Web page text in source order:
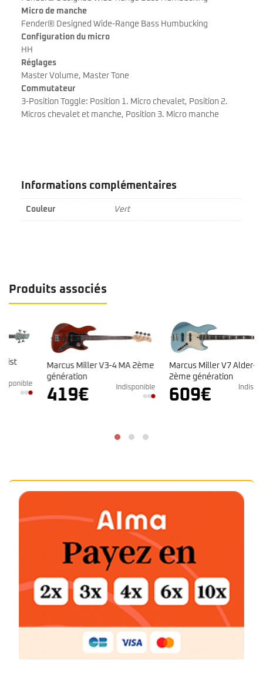
Micro de manche
Fender® Designed Wide-Range Bass Humbucking
Configuration du micro
HH
Réglages
Master Volume, Master Tone
Commutateur
3-Position Toggle: Position 1. Micro chevalet, Position 2.
Micros chevalet et manche, Position 3. Micro manche
Informations complémentaires
Couleur Vert
Produits associés
Marcus Miller V3-4 MA 2ème
génération
419€ Indisponible
Marcus Miller V7 Alder-4 LPB
2ème génération
609€ Indisponible